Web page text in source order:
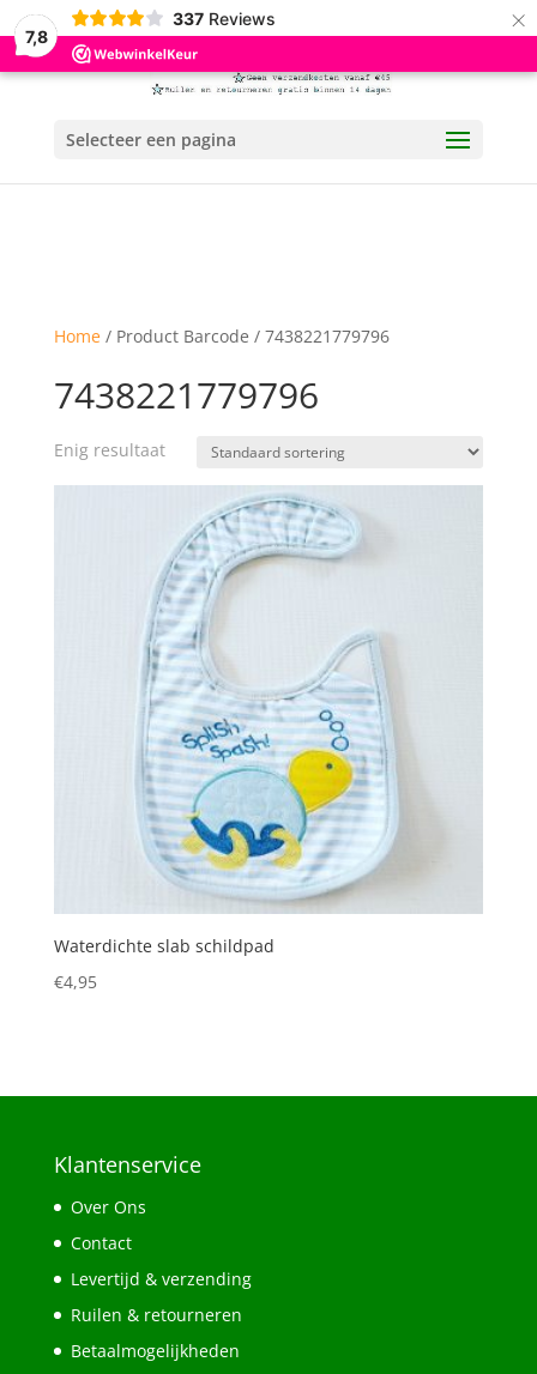
7,8
337 Reviews ×
Selecteer een pagina
Home/ Product Barcode / 7438221779796
7438221779796
Enig resultaat
Waterdichte slab schildpad
€4,95
Klantenservice
Over Ons
Contact
Levertijd & verzending
Ruilen & retourneren
Betaalmogelijkheden